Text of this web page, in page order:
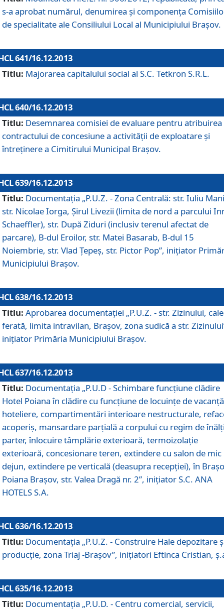
s-a aprobat numărul, denumirea şi componenţa
de specialitate ale Consiliului Local al Municipiului Braşov.
641/16.12.2013
Titlu: Majorarea capitalului social al S.C. Tetkron S.R.L.
640/16.12.2013
Titlu: Desemnarea comisiei de evaluare pentru atribuirea
contractului de concesiune a activităţii de exploatare şi
întreţinere a Cimitirului Municipal Braşov.
639/16.12.2013
Titlu: Documentaţia „P.U.Z. - Zona Centrală: str. Iuliu
str. Nicolae Iorga, Şirul Livezii (limita de nord a parcului
Schaeffler), str. După Ziduri (inclusiv terenul afectat de
parcare), B-dul Eroilor, str. Matei Basarab, B-dul 15
Noiembrie, str. Vlad Ţepeş, str. Pictor Pop”, iniţiator
Municipiului Braşov.
638/16.12.2013
Titlu: Aprobarea documentaţiei „P.U.Z. - str. Zizinului,
ferată, limita intravilan, Braşov, zona sudică a str.
iniţiator Primăria Municipiului Braşov.
637/16.12.2013
Titlu: Documentaţia „P.U.D - Schimbare funcţiune clădire
Hotel Poiana în clădire cu funcţiune de locuinţe de
hoteliere, compartimentări interioare nestructurale,
acoperiş, mansardare parţială a corpului cu regim de
parter, înlocuire tâmplărie exterioară, termoizolaţie
exterioară, concesionare teren, extindere cu salon de mic
dejun, extindere pe verticală (deasupra recepţiei), în
Poiana Braşov, str. Valea Dragă nr. 2”, iniţiator S.C. ANA
HOTELS S.A.
636/16.12.2013
Titlu: Documentaţia „P.U.Z. - Construire Hale depozitare
producţie, zona Triaj -Braşov”, iniţiatori Eftinca Cristian,
635/16.12.2013
Titlu: Documentaţia „P.U.D. - Centru comercial, servicii,